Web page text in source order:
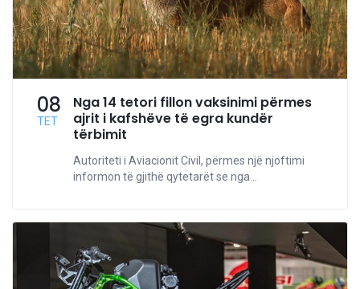
08
TET
Nga 14 tetori fillon vaksinimi përmes
ajrit i kafshëve të egra kundër
tërbimit
Autoriteti i Aviacionit Civil, përmes një njoftimi
informon të gjithë qytetarët se nga...